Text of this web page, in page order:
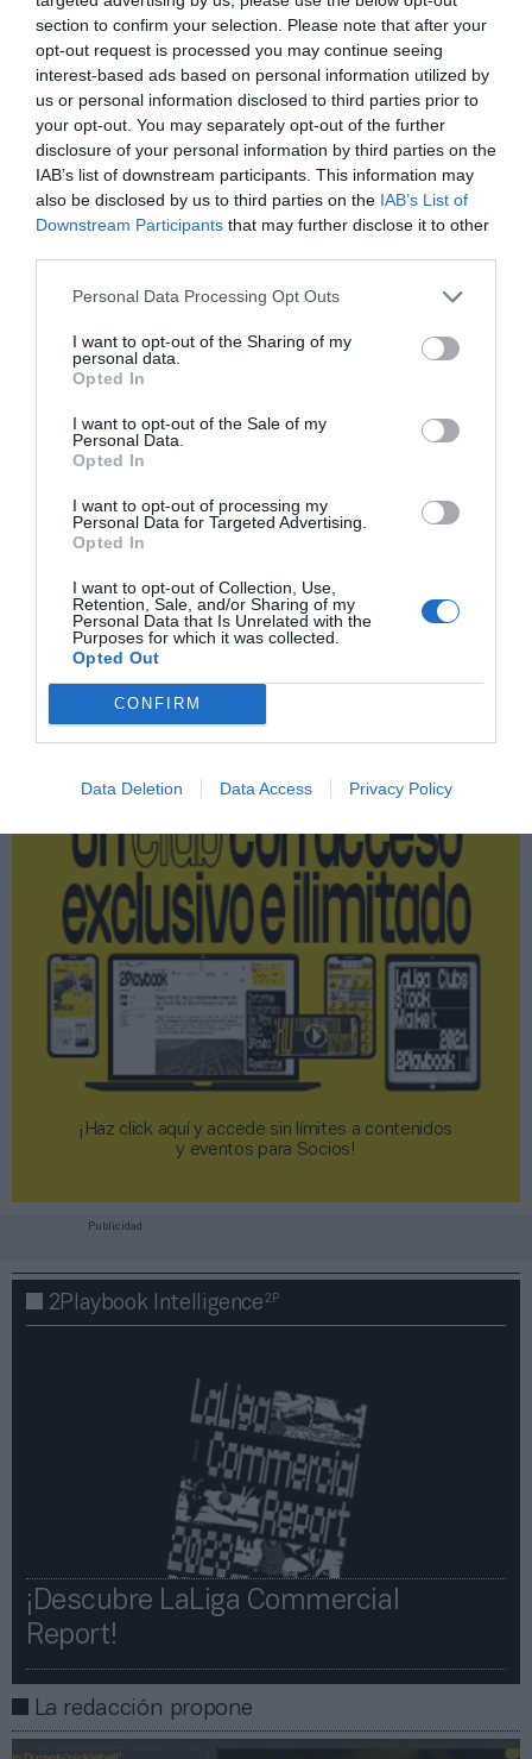
section to confirm your selection. Please note that after your
opt-out request is processed you may continue seeing
interest-based ads based on personal information utilized by
us or personal information disclosed to third parties prior to
your opt-out. You may separately opt-out of the further
disclosure of your personal information by third parties on the
IAB’s list of downstream participants. This information may
also be disclosed by us to third parties on the IAB’s List of
Downstream Participants that may further disclose it to other
Personal Data Processing Opt Outs
I want to opt-out of the Sharing of my
personal data.
Opted In
I want to opt-out of the Sale of my
Personal Data.
Opted In
I want to opt-out of processing my
Personal Data for Targeted Advertising.
Opted In
I want to opt-out of Collection, Use,
Retention, Sale, and/or Sharing of my
Personal Data that Is Unrelated with the
Purposes for which it was collected.
Opted Out
CONFIRM
Data Deletion Data Access Privacy Policy
Índex2P
MotoGP
Fifa
partidos de la selección portuguesa en el Campeonato
de Europa de Rugby. Se desconocen los detalles
económicos del acuerdo.
Añadir 2Playbookcomo fuente preferida de Google
de forma gratuita
Mantente informado con las últimas noticias de actualidad.
ACTIVAR AHORA
Publicidad
2Playbook Club
¡Haz click aquí y accede sin límites a contenidos
y eventos para Socios!​​​​​​​
Publicidad
2Playbook Intelligence2P
¡Descubre LaLiga Commercial
Report!​​
La redacción propone